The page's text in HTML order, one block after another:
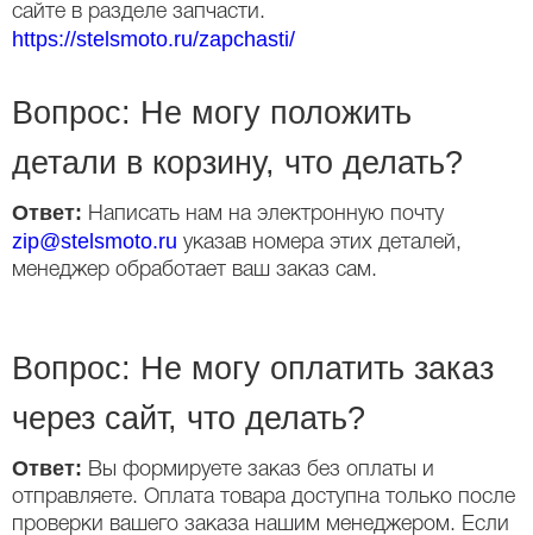
сайте в разделе запчасти.
https://stelsmoto.ru/zapchasti/
Вопрос: Не могу положить
детали в корзину, что делать?
Ответ: Написать нам на электронную почту
zip@stelsmoto.ru указав номера этих деталей,
менеджер обработает ваш заказ сам.
Вопрос: Не могу оплатить заказ
через сайт, что делать?
Ответ: Вы формируете заказ без оплаты и
отправляете. Оплата товара доступна только после
проверки вашего заказа нашим менеджером. Если